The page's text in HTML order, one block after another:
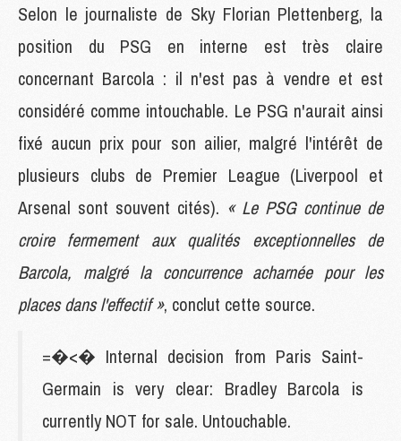
Selon le journaliste de Sky Florian Plettenberg, la
position du PSG en interne est très claire
concernant Barcola : il n'est pas à vendre et est
considéré comme intouchable. Le PSG n'aurait ainsi
fixé aucun prix pour son ailier, malgré l'intérêt de
plusieurs clubs de Premier League (Liverpool et
Arsenal sont souvent cités). « Le PSG continue de
croire fermement aux qualités exceptionnelles de
Barcola, malgré la concurrence acharnée pour les
places dans l'effectif », conclut cette source.
=�<� Internal decision from Paris Saint-
Germain is very clear: Bradley Barcola is
currently NOT for sale. Untouchable.